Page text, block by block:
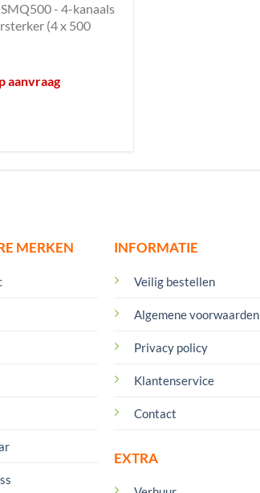
- 4-kanaals
(4 x 500
aanvraag
MERKEN INFORMATIE
Veilig bestellen
Algemene voorwaarden
Privacy policy
Klantenservice
Contact
EXTRA